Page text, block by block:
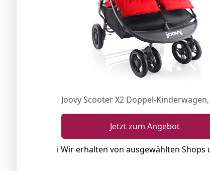
Jetzt zum Angebot
ℹ️ Wir erhalten von ausgewählten